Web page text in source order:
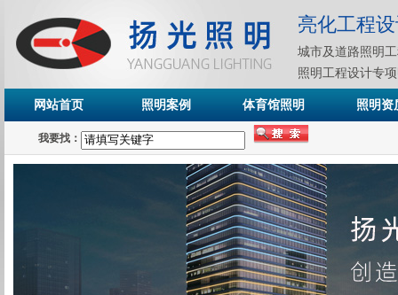
亮化工程
城市及道路照明
照明工程设计专
网站首页 照明案例 体育馆照明 照明资
我要找：